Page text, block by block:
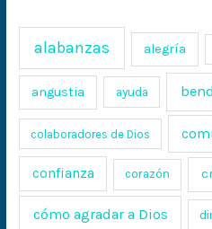
alabanzas alegría
angustia ayuda
colaboradores de Dios
confianza corazón
cómo agradar a Dios